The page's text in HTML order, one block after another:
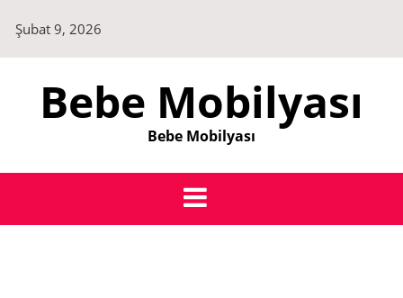
content
Şubat 9, 2026
Bebe Mobilyası
Bebe Mobilyası